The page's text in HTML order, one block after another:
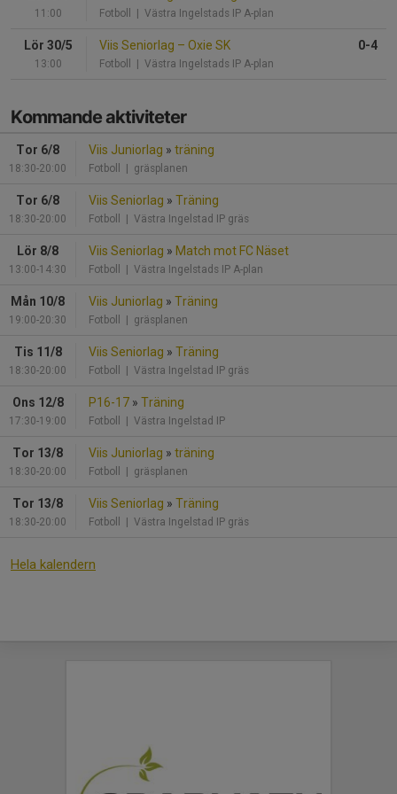
11:00 Fotboll | Västra Ingelstads IP A-plan
Lör 30/5
13:00
Viis Seniorlag – Oxie SK
Fotboll | Västra Ingelstads IP A-plan
0-4
Kommande aktiviteter
Tor 6/8
18:30-20:00
Viis Juniorlag » träning
Fotboll | gräsplanen
Tor 6/8
18:30-20:00
Viis Seniorlag » Träning
Fotboll | Västra Ingelstad IP gräs
Lör 8/8
13:00-14:30
Viis Seniorlag » Match mot FC Näset
Fotboll | Västra Ingelstads IP A-plan
Mån 10/8
19:00-20:30
Viis Juniorlag » Träning
Fotboll | gräsplanen
Tis 11/8
18:30-20:00
Viis Seniorlag » Träning
Fotboll | Västra Ingelstad IP gräs
Ons 12/8
17:30-19:00
P16-17 » Träning
Fotboll | Västra Ingelstad IP
Tor 13/8
18:30-20:00
Viis Juniorlag » träning
Fotboll | gräsplanen
Tor 13/8
18:30-20:00
Viis Seniorlag » Träning
Fotboll | Västra Ingelstad IP gräs
Hela kalendern